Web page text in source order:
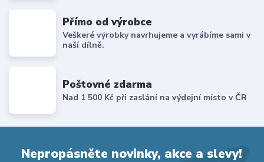
Přímo od výrobce
Veškeré výrobky navrhujeme a vyrábíme sami v
naší dílně.
Poštovné zdarma
Nad 1 500 Kč při zaslání na výdejní místo v ČR
Nepropásněte novinky, akce a slevy!